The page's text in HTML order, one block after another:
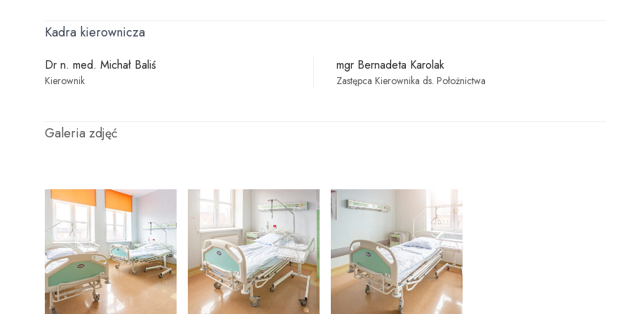
dostępności podmiotu
Agresja słowna
Świadczenia dla obywateli Ukrainy
przebywających w Polsce
Parking
Kadra kierownicza
Dr n. med. Michał Baliś
Kierownik
mgr Bernadeta Karolak
Zastępca Kierownika ds. Położnictwa
Galeria zdjęć
Powiększ zdjęcie Powiększ zdjęcie Powiększ zdjęcie